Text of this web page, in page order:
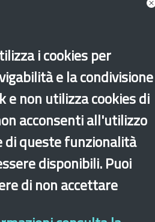
i cookies per
e la condivisione
e non utilizza cookies di
acconsenti all'utilizzo
di queste funzionalità
disponibili. Puoi
di non accettare
del sito Legal & Privacy
Contatti
archeologico